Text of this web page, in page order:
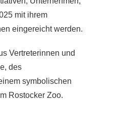
mit ihrem
eingereicht werden.
Vertreterinnen und
des
symbolischen
Rostocker Zoo.